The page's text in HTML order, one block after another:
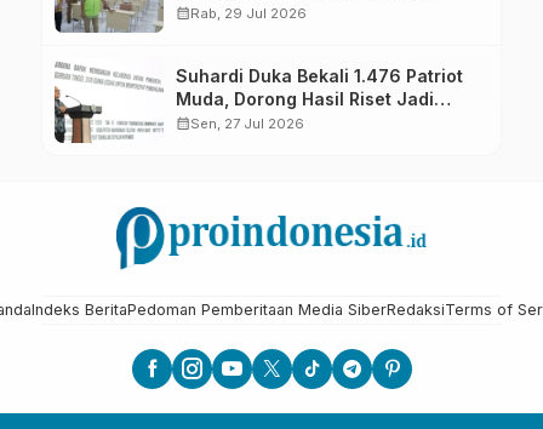
calendar_monthRab, 29 Jul 2026
Suhardi Duka Bekali 1.476 Patriot
Muda, Dorong Hasil Riset Jadi
Dasar Kebijakan Transmigrasi
calendar_monthSen, 27 Jul 2026
Indeks BeritaPedoman Pemberitaan Media SiberRedaksiTerms of